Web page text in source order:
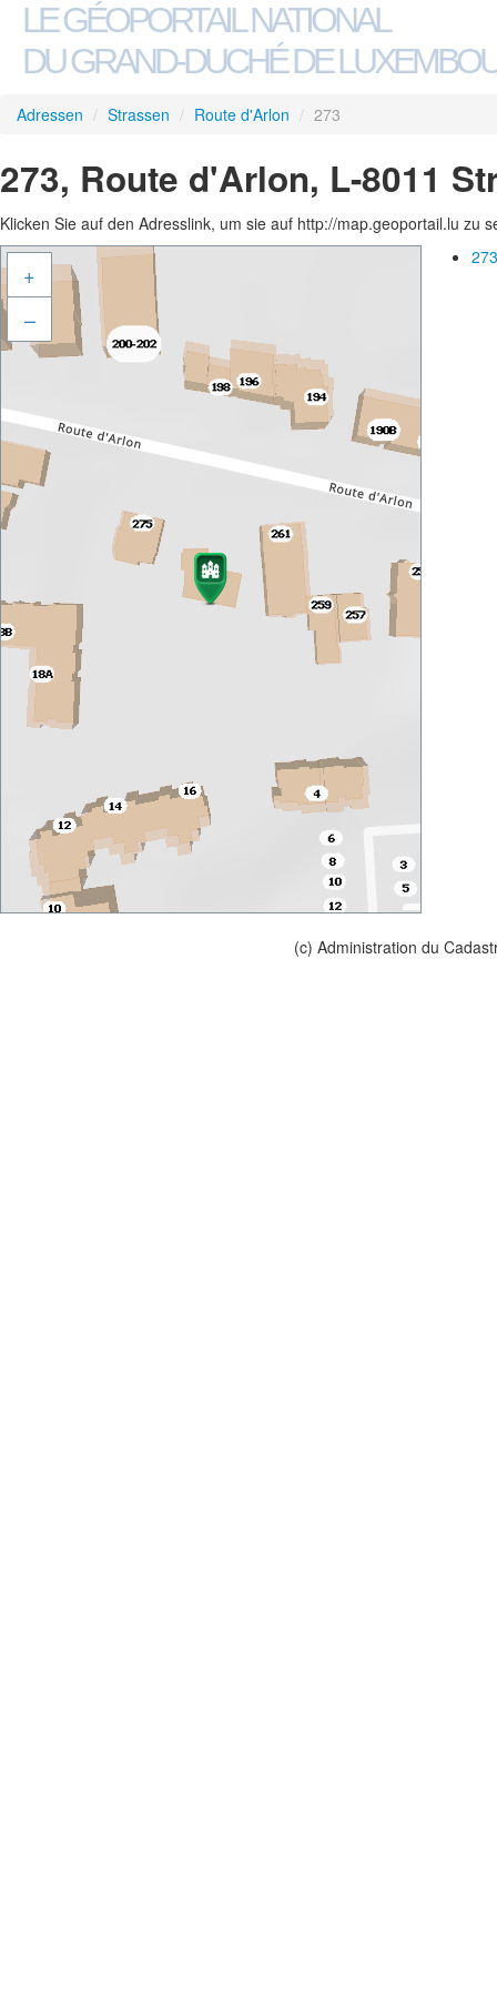
LE GÉOPORTAIL NATIONAL
DU GRAND-DUCHÉ DE
Adressen / Strassen / Route d'Arlon / 273
273, Route d'Arlon, L-8011
Klicken Sie auf den Adresslink, um sie auf http://map.geoportail.lu zu
+
–
(c) Administration du